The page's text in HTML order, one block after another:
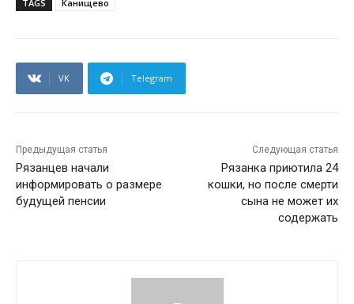
TAGS Канищево
VK Telegram
Предыдущая статья
Рязанцев начали
информировать о размере
будущей пенсии
Следующая статья
Рязанка приютила 24
кошки, но после смерти
сына не может их
содержать